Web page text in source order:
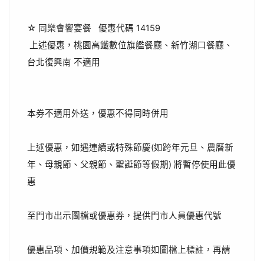
☆ 同樂會饗宴餐 優惠代碼 14159
上述優惠，桃園高鐵數位旗艦餐廳、新竹湖口餐廳、
台北復興南 不適用
本券不適用外送，優惠不得同時併用
上述優惠，如遇連續或特殊節慶(如跨年元旦、農曆新
年、母親節、父親節、聖誕節等假期) 將暫停使用此優
惠
至門市出示圖檔或優惠券，提供門市人員優惠代號
優惠品項、加價規範及注意事項如圖檔上標註，再請